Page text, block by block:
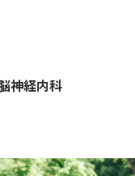
神経内科